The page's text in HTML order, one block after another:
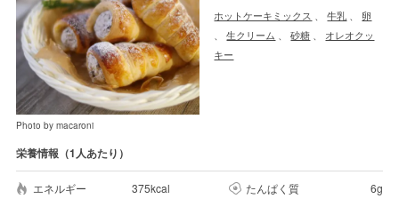
Photo by macaroni
ホットケーキミックス 、牛乳
卵
、生クリーム 、砂糖
オレオクッ
キー
栄養情報（1人あたり）
エネルギー 375kcal たんぱく質 6g